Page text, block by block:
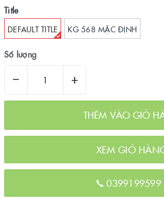
Title
DEFAULT TITLE KG 568 MẶC ĐỊNH
Số lượng
– +
THÊM VÀO GIỎ
XEM GIỎ
0399199599